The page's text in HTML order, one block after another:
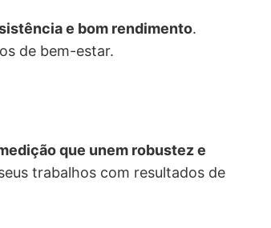
e bom rendimento.
de bem-estar.
que unem robustez e
trabalhos com resultados de